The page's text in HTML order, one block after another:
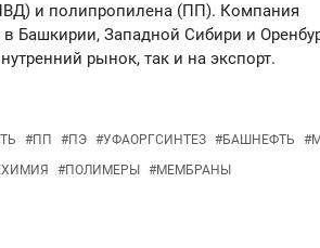
и полипропилена (ПП). Компания
Башкирии, Западной Сибири и
рынок, так и на экспорт.
#ПП #ПЭ #УФАОРГСИНТЕЗ #БАШНЕФТЬ #
#ПОЛИМЕРЫ #МЕМБРАНЫ